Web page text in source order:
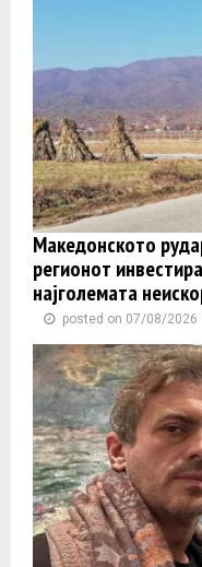
Македонското
регионот
најголемата
posted on 07/08/2026